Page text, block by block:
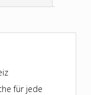
für jede